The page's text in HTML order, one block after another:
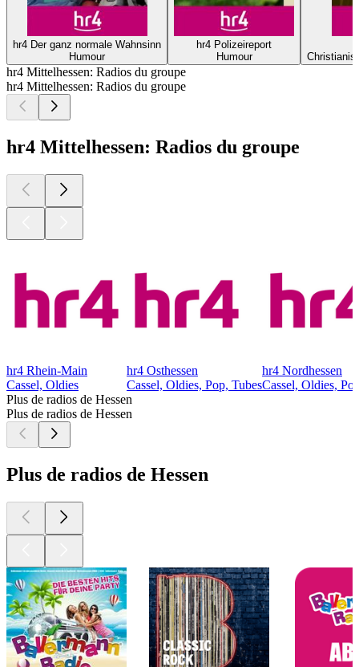
hr4 Der ganz normale Wahnsinn
Humour
hr4 Polizeireport
Humour
hr4 Mittelhessen: Radios du groupe
hr4 Mittelhessen: Radios du groupe
hr4 Mittelhessen: Radios du groupe
hr4 Rhein-Main
Cassel, Oldies
hr4 Osthessen
Cassel, Oldies, Pop, Tubes
hr4 Nordhessen
Cassel, Oldies,
Plus de radios de Hessen
Plus de radios de Hessen
Plus de radios de Hessen